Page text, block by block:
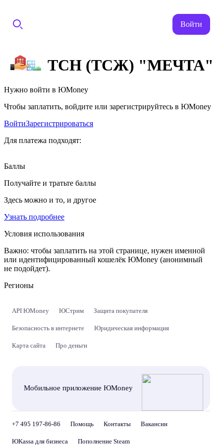
Войти
ТСН (ТСЖ) "МЕЧТА"
Нужно войти в ЮMoney
Чтобы заплатить, войдите или зарегистрируйтесь в ЮMoney
ВойтиЗарегистрироваться
Для платежа подходят:
Баллы
Получайте и тратьте баллы
Здесь можно и то, и другое
Узнать подробнее
Условия использования
Важно: чтобы заплатить на этой странице, нужен именной
или идентифицированный кошелёк ЮMoney (анонимный
не подойдет).
Регионы
API ЮMoney ЮСтрим Защита покупателя
Безопасность в интернете Юридическая информация
Карта сайта Про деньги
Мобильное приложение ЮMoney
+7 495 197-86-86 Помощь Контакты Вакансии
ЮKassa для бизнеса Пополнение Steam